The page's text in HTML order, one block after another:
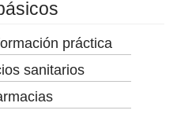
práctica
sanitarios